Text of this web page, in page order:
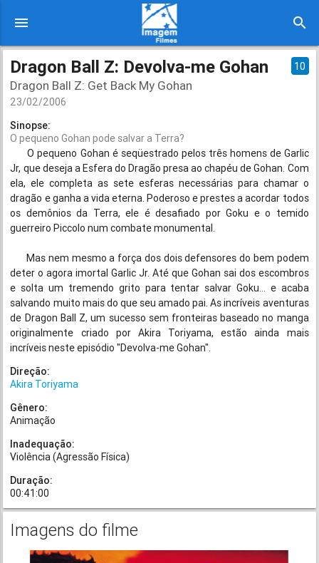
menu search
Dragon Ball Z: Devolva-me Gohan 10
Dragon Ball Z: Get Back My Gohan
23/02/2006
Sinopse:
O pequeno Gohan pode salvar a Terra?
O pequeno Gohan é seqüestrado pelos três homens de Garlic
Jr, que deseja a Esfera do Dragão presa ao chapéu de Gohan. Com
ela, ele completa as sete esferas necessárias para chamar o
dragão e ganha a vida eterna. Poderoso e prestes a acordar todos
os demônios da Terra, ele é desafiado por Goku e o temido
guerreiro Piccolo num combate monumental.
Mas nem mesmo a força dos dois defensores do bem podem
deter o agora imortal Garlic Jr. Até que Gohan sai dos escombros
e solta um tremendo grito para tentar salvar Goku... e acaba
salvando muito mais do que seu amado pai. As incríveis aventuras
de Dragon Ball Z, um sucesso sem fronteiras baseado no manga
originalmente criado por Akira Toriyama, estão ainda mais
incríveis neste episódio "Devolva-me Gohan".
Direção:
Akira Toriyama
Gênero:
Animação
Inadequação:
Violência (Agressão Física)
Duração:
00:41:00
Imagens do filme